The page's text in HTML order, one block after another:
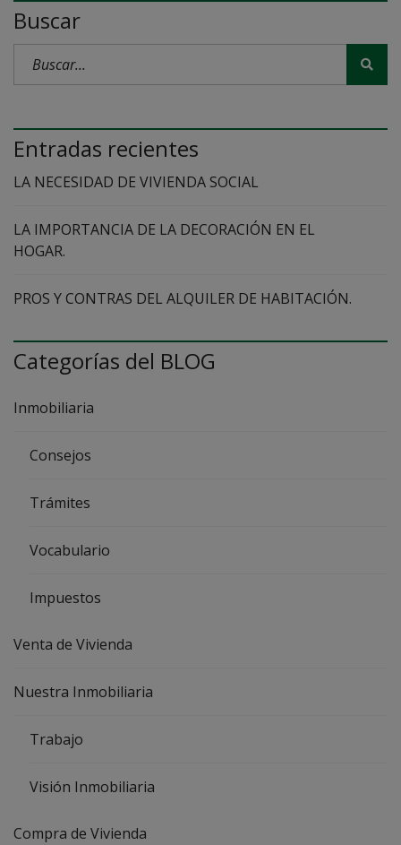
Buscar
Entradas recientes
LA NECESIDAD DE VIVIENDA SOCIAL
LA IMPORTANCIA DE LA DECORACIÓN EN EL
HOGAR.
PROS Y CONTRAS DEL ALQUILER DE HABITACIÓN.
Categorías del BLOG
Inmobiliaria
Consejos
Trámites
Vocabulario
Impuestos
Venta de Vivienda
Nuestra Inmobiliaria
Trabajo
Visión Inmobiliaria
Compra de Vivienda